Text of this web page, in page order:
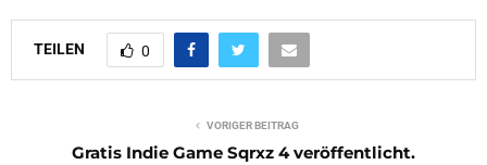
TEILEN 0
VORIGER BEITRAG
Gratis Indie Game Sqrxz 4 veröffentlicht.